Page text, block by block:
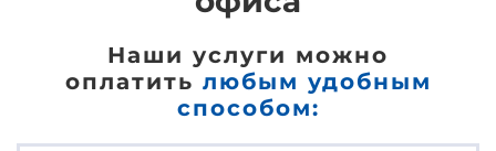
Наши услуги можно
оплатить любым удобным
способом: